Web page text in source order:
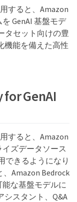
すると、Amazon
GenAI 基盤モデ
タセット向けの豊
機能を備えた高性
GenAI
すると、Amazon
イズデータソース
できるようになり
、Amazon Bedrock
能な基盤モデルに
シスタント、Q&A